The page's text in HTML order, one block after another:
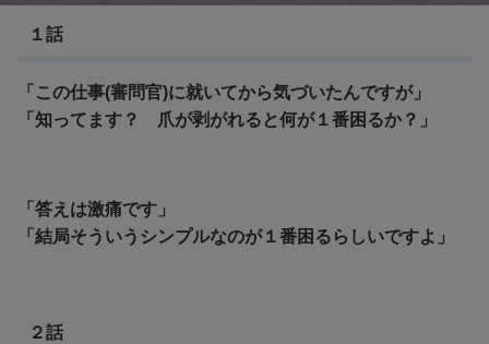
１話
「この仕事(審問官)に就いてから気づいたんですが」
「知ってます？ 爪が剥がれると何が１番困るか？」
「答えは激痛です」
「結局そういうシンプルなのが１番困るらしいですよ」
２話